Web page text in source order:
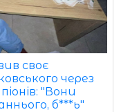
своє
через
"Вони
б***ь"